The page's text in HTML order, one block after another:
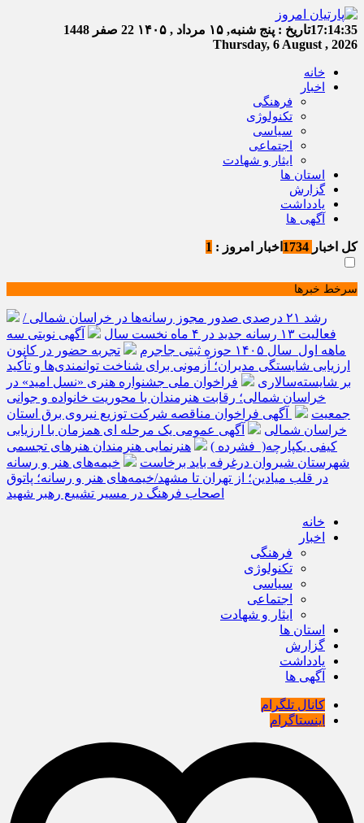
17:14:35تاریخ : پنج شنبه, ۱۵ مرداد , ۱۴۰۵
22 صفر 1448
Thursday, 6 August , 2026
خانه
اخبار
فرهنگی
تکنولوژی
سیاسی
اجتماعی
ایثار و شهادت
استان ها
گزارش
یادداشت
آگهی ها
کل اخبار اخبار امروز : 1
سرخط خبرها
رشد ۲۱ درصدی صدور مجوز رسانه‌ها در خراسان شمالی /
فعالیت ۱۳ رسانه جدید در ۴ ماه نخست سال
آگهی نوبتی سه
ماهه اول سال ۱۴۰۵ حوزه ثبتی جاجرم
تجربه حضور در کانون
ارزیابی شایستگی مدیران؛ آزمونی برای شناخت توانمندی‌ها و تأکید
بر شایسته‌سالاری
فراخوان ملی جشنواره هنری «نسل امید» در
خراسان شمالی؛ رقابت هنرمندان با محوریت خانواده و جوانی
جمعیت
آگهی فراخوان مناقصه شرکت توزیع نیروی برق استان
خراسان شمالی
آگهی عمومی یک مرحله ای همزمان با ارزیابی
کیفی یکپارچه( فشرده )
هنرنمایی هنرمندان هنرهای تجسمی
شهرستان شیروان درغرفه باید برخاست
خیمه‌های هنر و رسانه
در قلب میادین؛ از تهران تا مشهد/خیمه‌های هنر و رسانه؛ پاتوق
اصحاب فرهنگ در مسیر تشییع رهبر شهید
خانه
اخبار
فرهنگی
تکنولوژی
سیاسی
اجتماعی
ایثار و شهادت
استان ها
گزارش
یادداشت
آگهی ها
کانال تلگرام
اینستاگرام